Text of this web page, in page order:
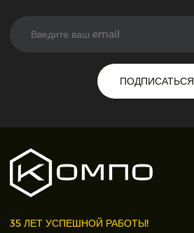
ПОДПИСАТЬСЯ
35 ЛЕТ УСПЕШНОЙ РАБОТЫ!